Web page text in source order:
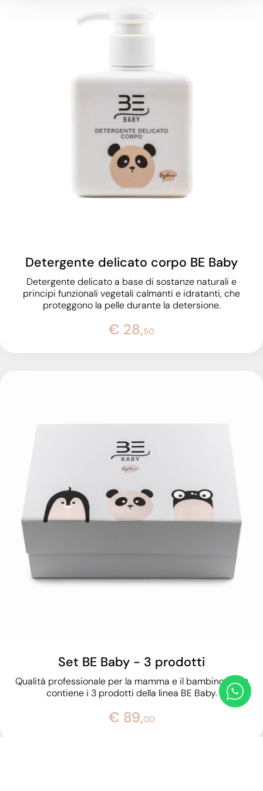
Detergente delicato corpo BE Baby
Detergente delicato a base di sostanze naturali e
principi funzionali vegetali calmanti e idratanti, che
proteggono la pelle durante la detersione.
€ 28,50
Set BE Baby - 3 prodotti
Qualità professionale per la mamma e il bambino. Il set
contiene i 3 prodotti della linea BE Baby.
€ 89,00